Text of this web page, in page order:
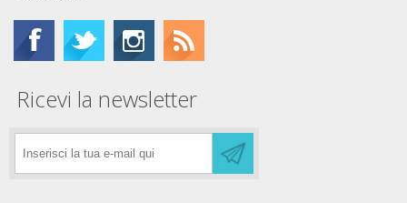
Ricevi la newsletter